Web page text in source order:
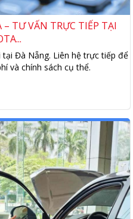
– TƯ VẤN TRỰC TIẾP TẠI
Đà Nẵng. Liên hệ trực tiếp để
và chính sách cụ thể.